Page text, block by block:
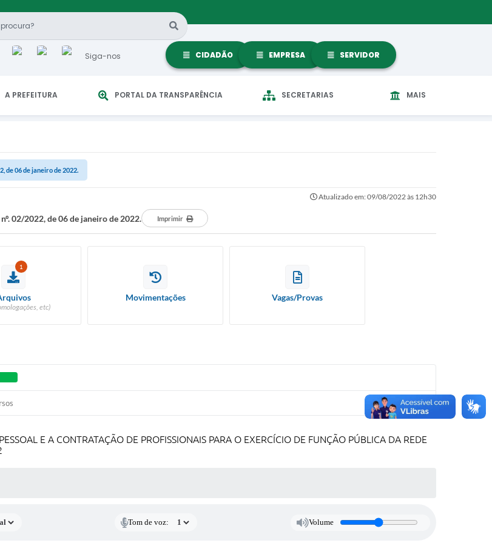
Siga-nos CIDADÃO EMPRESA SERVIDOR
A PREFEITURA PORTAL DA TRANSPARÊNCIA SECRETARIAS MAIS
de 06 de janeiro de 2022.
Atualizado em: 09/08/2022 às 12h30
02/2022, de 06 de janeiro de 2022. Imprimir
1
etc)
Movimentações Vagas/Provas
E A CONTRATAÇÃO DE PROFISSIONAIS PARA O EXERCÍCIO DE FUNÇÃO PÚBLICA DA REDE
Tom de voz: Volume